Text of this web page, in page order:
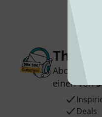
Abonniere
einen von
Deals